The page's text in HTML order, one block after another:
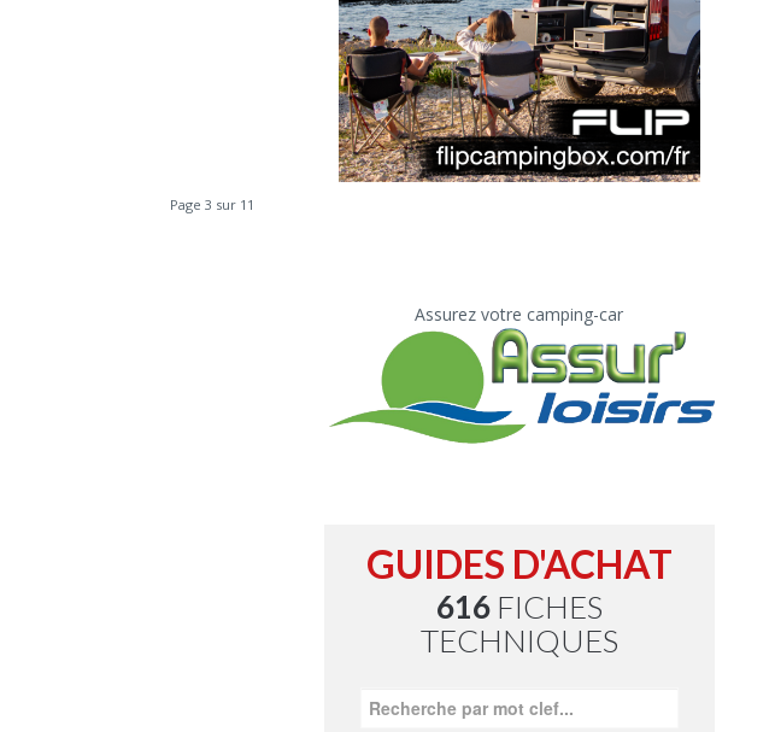
Page 3 sur 11
Assurez votre camping-car
GUIDES D'ACHAT
616FICHES
TECHNIQUES